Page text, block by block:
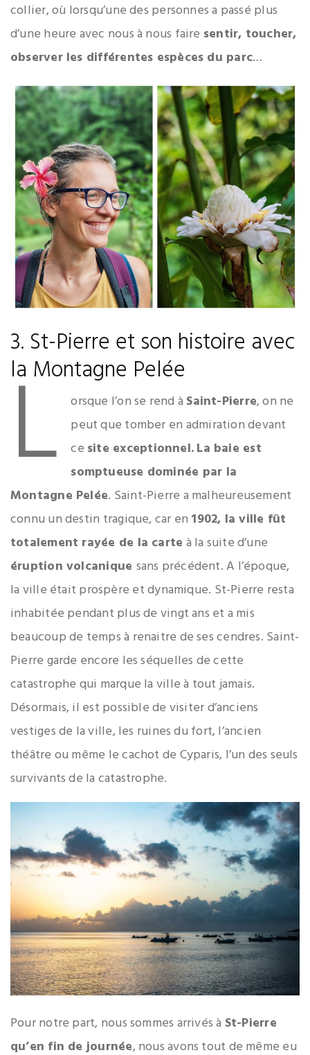
collier, où lorsqu’une des personnes a passé plus
d’une heure avec nous à nous faire sentir, toucher,
observer les différentes espèces du parc…
3. St-Pierre et son histoire avec
la Montagne Pelée
L orsque l’on se rend à Saint-Pierre, on ne
peut que tomber en admiration devant
ce site exceptionnel.La baie est
somptueuse dominée par la
Montagne Pelée. Saint-Pierre a malheureusement
connu un destin tragique, car en 1902, la ville fût
totalement rayée de la carte à la suite d’une
éruption volcanique sans précédent. A l’époque,
la ville était prospère et dynamique. St-Pierre resta
inhabitée pendant plus de vingt ans et a mis
beaucoup de temps à renaitre de ses cendres. Saint-
Pierre garde encore les séquelles de cette
catastrophe qui marque la ville à tout jamais.
Désormais, il est possible de visiter d’anciens
vestiges de la ville, les ruines du fort, l’ancien
théâtre ou même le cachot de Cyparis, l’un des seuls
survivants de la catastrophe.
Pour notre part, nous sommes arrivés à St-Pierre
qu’en fin de journée, nous avons tout de même eu